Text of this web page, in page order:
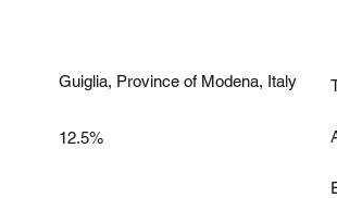
Guiglia, Province of Modena, Italy
12.5%